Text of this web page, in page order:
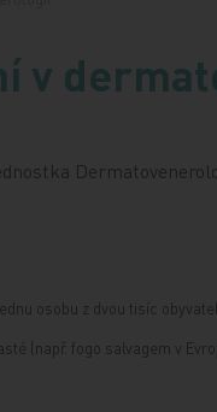
v
osobu z dvou tisíc
(např. fogo salvagem v